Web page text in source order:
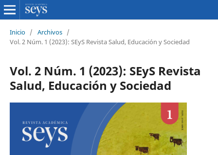
Inicio / Archivos /
Vol. 2 Núm. 1 (2023): SEyS Revista Salud, Educación y Sociedad
Vol. 2 Núm. 1 (2023): SEyS Revista
Salud, Educación y Sociedad